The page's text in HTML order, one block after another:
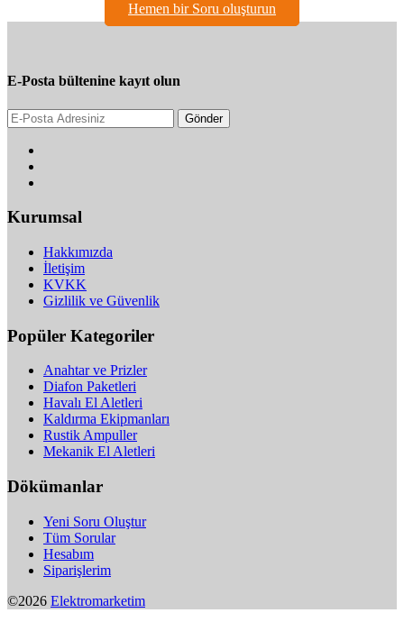
Hemen bir Soru oluşturun
E-Posta bültenine kayıt olun
Gönder
Kurumsal
Hakkımızda
İletişim
KVKK
Gizlilik ve Güvenlik
Popüler Kategoriler
Anahtar ve Prizler
Diafon Paketleri
Havalı El Aletleri
Kaldırma Ekipmanları
Rustik Ampuller
Mekanik El Aletleri
Dökümanlar
Yeni Soru Oluştur
Tüm Sorular
Hesabım
Siparişlerim
©2026 Elektromarketim